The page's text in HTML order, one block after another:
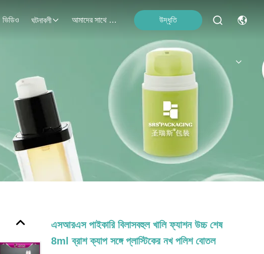
ভিডিও ঘটনাবলী আমাদের সাথে যোগাযোগ উদ্ধৃতি
এসআরএস পাইকারি বিলাসবহুল খালি ফ্যাশন উচ্চ শেষ
8ml ব্রাশ ক্যাপ সঙ্গে প্লাস্টিকের নখ পলিশ বোতল